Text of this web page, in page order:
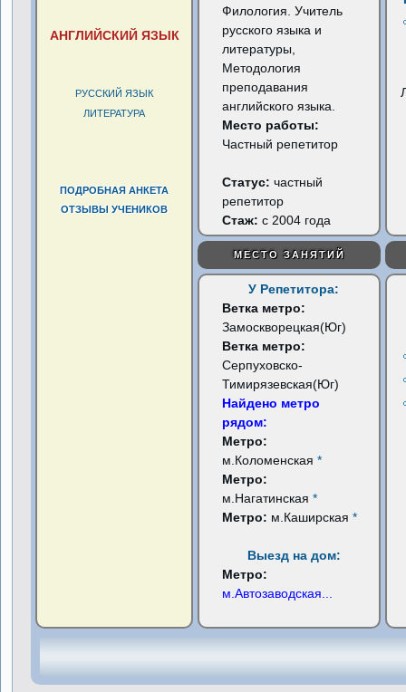
АНГЛИЙСКИЙ ЯЗЫК
РУССКИЙ ЯЗЫК
ЛИТЕРАТУРА
ПОДРОБНАЯ АНКЕТА
ОТЗЫВЫ УЧЕНИКОВ
Филология. Учитель
русского языка и
литературы,
Методология
преподавания
английского языка.
Место работы:
Частный репетитор
Статус:частный
репетитор
Стаж: с 2004 года
МЕСТО ЗАНЯТИЙ
У Репетитора:
Ветка метро:
Замоскворецкая(Юг)
Ветка метро:
Серпуховско-
Тимирязевская(Юг)
Найдено метро
рядом:
Метро:
м.Коломенская*
Метро:
м.Нагатинская*
Метро: м.Каширская*
Выезд на дом:
Метро:
м.Автозаводская